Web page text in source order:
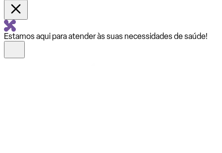
Estamos aqui para atender às suas necessidades de saúde!